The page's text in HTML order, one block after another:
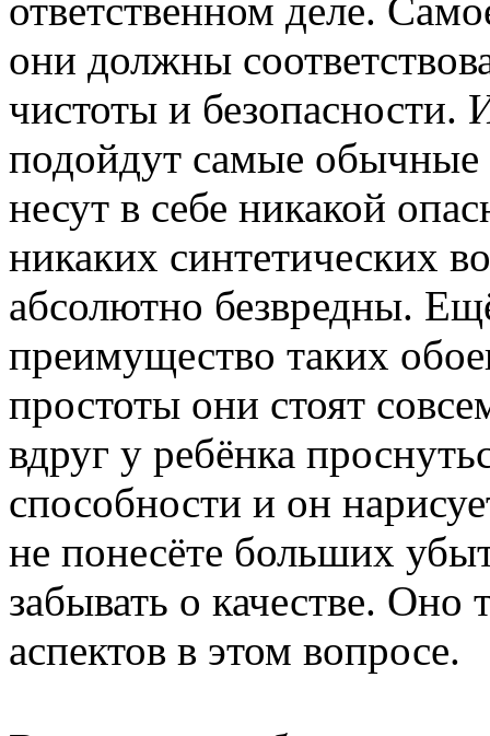
ответственном деле.
они должны
чистоты и безопасности.
подойдут самые
несут в себе никакой
никаких синтетических
абсолютно безвредны.
преимущество таких
простоты они стоят
вдруг у ребёнка
способности и он
не понесёте больших
забывать о качестве.
аспектов в этом вопросе.